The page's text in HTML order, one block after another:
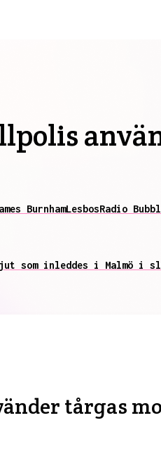
BurnhamLesbosRadio
som inleddes i Malmö i
tårgas